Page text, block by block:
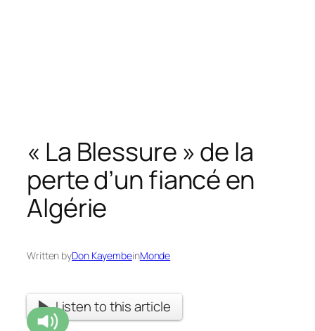
« La Blessure » de la
perte d’un fiancé en
Algérie
Written byDon KayembeinMonde
Listen to this article